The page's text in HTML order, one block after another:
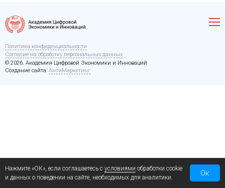
Политика конфиденциальности
Согласие на обработку персональных данных
© 2026. Академия Цифровой Экономики и Инноваций
Создание сайта: АнтиМаркетинг
Нажмите «ОК», если соглашаетесь с условиями обработки cookie
и данных о поведении на сайте, необходимых для аналитики.
Ок